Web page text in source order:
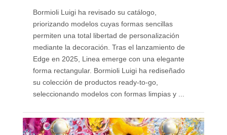
Bormioli Luigi ha revisado su catálogo,
priorizando modelos cuyas formas sencillas
permiten una total libertad de personalización
mediante la decoración. Tras el lanzamiento de
Edge en 2025, Linea emerge con una elegante
forma rectangular. Bormioli Luigi ha rediseñado
su colección de productos ready-to-go,
seleccionando modelos con formas limpias y ...